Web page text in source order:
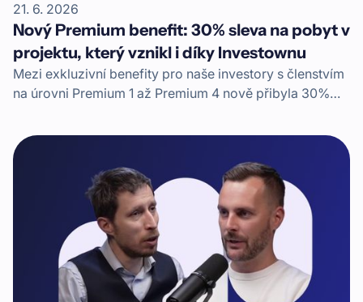
21. 6. 2026
Nový Premium benefit: 30% sleva na pobyt v
projektu, který vznikl i díky Investownu
Mezi exkluzivní benefity pro naše investory s členstvím
na úrovni Premium 1 až Premium 4 nově přibyla 30%
Herlíkovice. Moderní horský apartmánový dům, kam si
můžete zajet na rodinnou dovolenou, vznikl i díky
financování skrze Investown.